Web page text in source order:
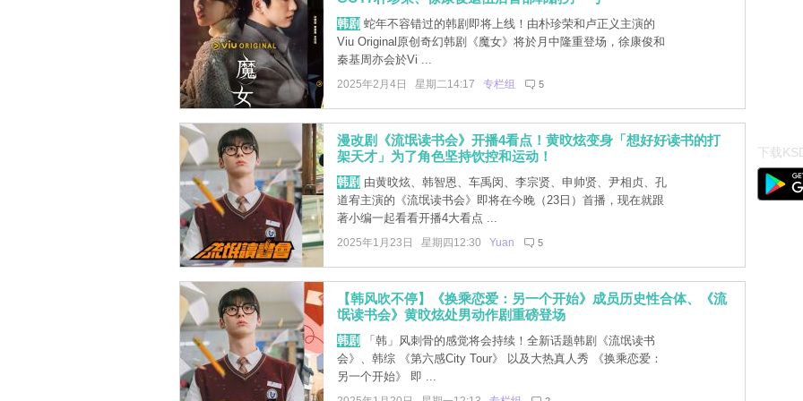
韩剧 蛇年不容错过的韩剧即将上线！由朴珍荣和卢正义主演的
Viu Original原创奇幻韩剧《魔女》将於月中隆重登场，徐康俊和
秦基周亦会於Vi ...
2025年2月4日 星期二14:17 专栏组 5
漫改剧《流氓读书会》开播4看点！黄旼炫变身「想好好读书的打
架天才」为了角色坚持饮控和运动！
韩剧 由黄旼炫、韩智恩、车禹闵、李宗贤、申帅贤、尹相贞、孔
道宥主演的《流氓读书会》即将在今晚（23日）首播，现在就跟
著小编一起看看开播4大看点 ...
2025年1月23日 星期四12:30 Yuan 5
【韩风吹不停】《换乘恋爱：另一个开始》成员历史性合体、《流
氓读书会》黄旼炫处男动作剧重磅登场
韩剧 「韩」风刺骨的感觉将会持续！全新话题韩剧《流氓读书
会》、韩综 《第六感City Tour》 以及大热真人秀 《换乘恋爱：
另一个开始》 即 ...
下载